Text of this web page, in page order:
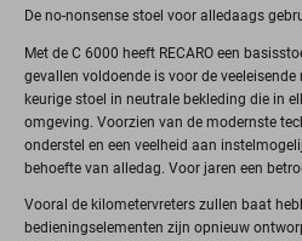
De no-nonsense stoel voor alledaags
Met de C 6000 heeft RECARO een
gevallen voldoende is voor de
keurige stoel in neutrale bekleding die in
omgeving. Voorzien van de modernste
onderstel en een veelheid aan
behoefte van alledag. Voor jaren een
Vooral de kilometervreters zullen baat
bedieningselementen zijn opnieuw